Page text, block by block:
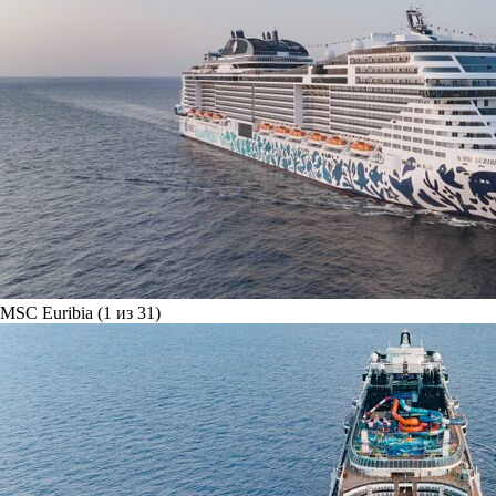
MSC Euribia (1 из 31)